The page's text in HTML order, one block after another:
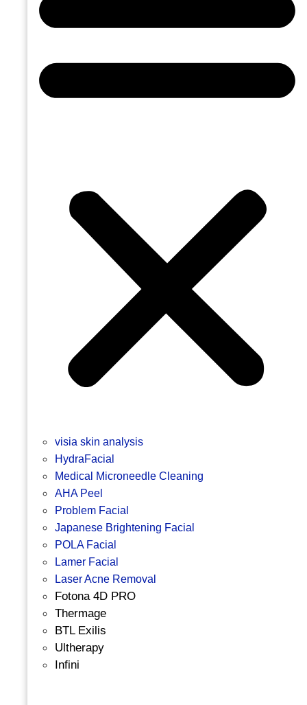
visia skin analysis
HydraFacial
Medical Microneedle Cleaning
AHA Peel
Problem Facial
Japanese Brightening Facial
POLA Facial
Lamer Facial
Laser Acne Removal
Fotona 4D PRO
Thermage
BTL Exilis
Ultherapy
Infini